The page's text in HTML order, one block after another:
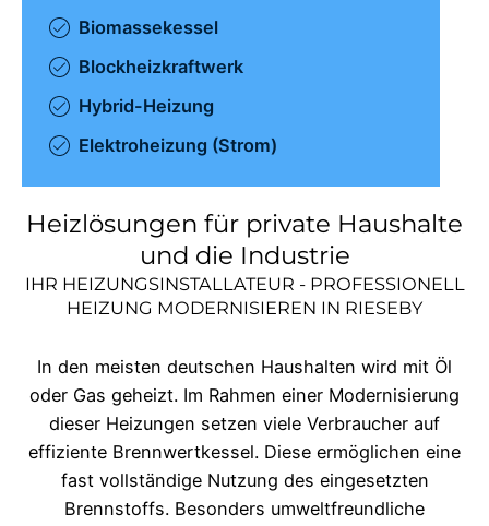
Biomassekessel
Blockheizkraftwerk
Hybrid-Heizung
Elektroheizung (Strom)
Heizlösungen für private Haushalte
und die Industrie
IHR HEIZUNGSINSTALLATEUR - PROFESSIONELL
HEIZUNG MODERNISIEREN IN RIESEBY
In den meisten deutschen Haushalten wird mit Öl
oder Gas geheizt. Im Rahmen einer Modernisierung
dieser Heizungen setzen viele Verbraucher auf
effiziente Brennwertkessel. Diese ermöglichen eine
fast vollständige Nutzung des eingesetzten
Brennstoffs. Besonders umweltfreundliche